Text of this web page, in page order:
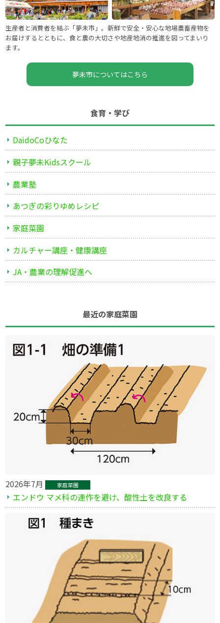
生産者と消費者を結ぶ「夢未市」。新鮮で安全・安心な地場農畜産物を
お届けするとともに、食と農の大切さや地産地消の推進を図ってまいり
ます。
夢未市についてはこちら
食育・学び
DaidoCoひなた
親子夢未Kidsスクール
農業塾
あつぎの彩りゆめレシピ
家庭菜園
カルチャー講座・健康講座
JA・農業の理解促進へ
最近の家庭菜園
2026年7月 家庭菜園
エンドウ マメ科の連作を避け、酸性土を改良する